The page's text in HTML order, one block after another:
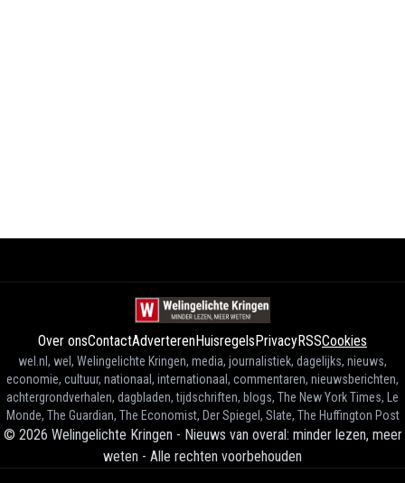
Over onsContactAdverterenHuisregelsPrivacyRSSCookies
wel.nl, wel, Welingelichte Kringen, media, journalistiek, dagelijks, nieuws,
economie, cultuur, nationaal, internationaal, commentaren, nieuwsberichten,
achtergrondverhalen, dagbladen, tijdschriften, blogs, The New York Times, Le
Monde, The Guardian, The Economist, Der Spiegel, Slate, The Huffington Post
© 2026 Welingelichte Kringen - Nieuws van overal: minder lezen, meer
weten - Alle rechten voorbehouden